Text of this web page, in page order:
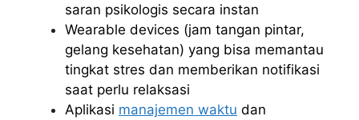
saran psikologis secara instan
Wearable devices (jam tangan pintar,
gelang kesehatan) yang bisa memantau
tingkat stres dan memberikan notifikasi
saat perlu relaksasi
Aplikasi manajemen waktu dan